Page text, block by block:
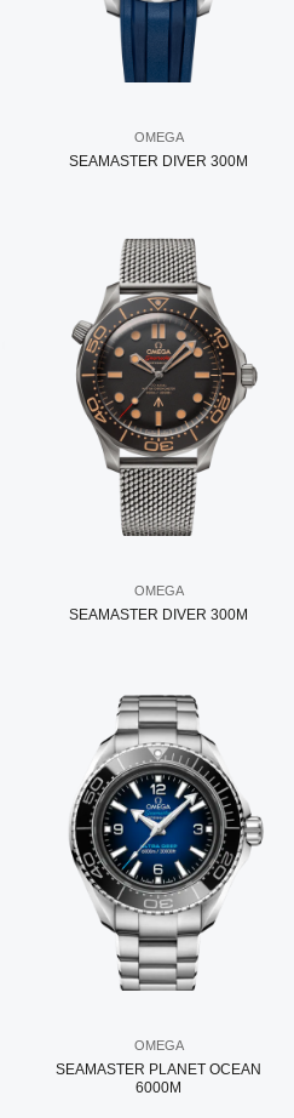
OMEGA
SEAMASTER DIVER 300M
OMEGA
SEAMASTER DIVER 300M
OMEGA
SEAMASTER PLANET OCEAN
6000M